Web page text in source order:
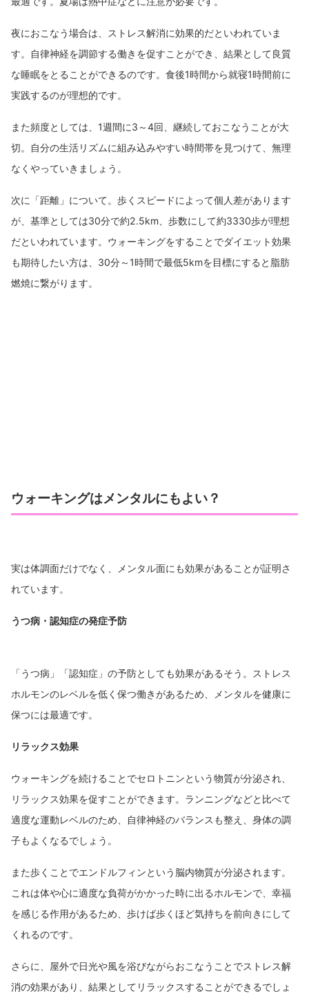
夜におこなう場合は、ストレス解消に効果的だといわれていま
す。自律神経を調節する働きを促すことができ、結果として良質
な睡眠をとることができるのです。食後1時間から就寝1時間前に
実践するのが理想的です。
また頻度としては、1週間に3～4回、継続しておこなうことが大
切。自分の生活リズムに組み込みやすい時間帯を見つけて、無理
なくやっていきましょう。
次に「距離」について。歩くスピードによって個人差があります
が、基準としては30分で約2.5km、歩数にして約3330歩が理想
だといわれています。ウォーキングをすることでダイエット効果
も期待したい方は、30分～1時間で最低5kmを目標にすると脂肪
燃焼に繋がります。
ウォーキングはメンタルにもよい？
実は体調面だけでなく、メンタル面にも効果があることが証明さ
れています。
うつ病・認知症の発症予防
「うつ病」「認知症」の予防としても効果があるそう。ストレス
ホルモンのレベルを低く保つ働きがあるため、メンタルを健康に
保つには最適です。
リラックス効果
ウォーキングを続けることでセロトニンという物質が分泌され、
リラックス効果を促すことができます。ランニングなどと比べて
適度な運動レベルのため、自律神経のバランスも整え、身体の調
子もよくなるでしょう。
また歩くことでエンドルフィンという脳内物質が分泌されます。
これは体や心に適度な負荷がかかった時に出るホルモンで、幸福
を感じる作用があるため、歩けば歩くほど気持ちを前向きにして
くれるのです。
さらに、屋外で日光や風を浴びながらおこなうことでストレス解
消の効果があり、結果としてリラックスすることができるでしょ